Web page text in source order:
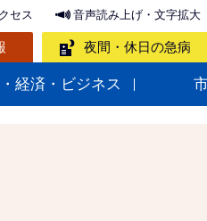
セス 音声読み上げ・文字拡大
夜間・休日の急病
経済・ビジネス